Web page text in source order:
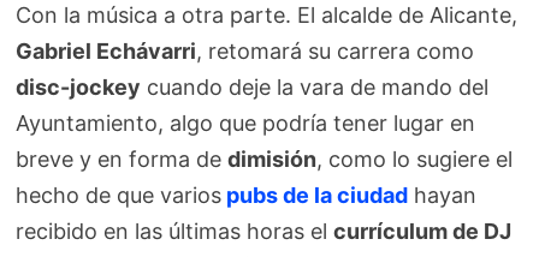
Con la música a otra parte. El alcalde de Alicante,
Gabriel Echávarri, retomará su carrera como
disc-jockey cuando deje la vara de mando del
Ayuntamiento, algo que podría tener lugar en
breve y en forma dedimisión, como lo sugiere el
hecho de que varios pubs de la ciudad hayan
recibido en las últimas horas elcurrículum de DJ